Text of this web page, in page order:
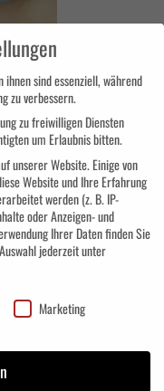
sind essenziell, während
zu verbessern.
zu freiwilligen Diensten
um Erlaubnis bitten.
unserer Website. Einige von
Website und Ihre Erfahrung
werden (z. B. IP-
oder Anzeigen- und
Ihrer Daten finden Sie
jederzeit unter
Marketing